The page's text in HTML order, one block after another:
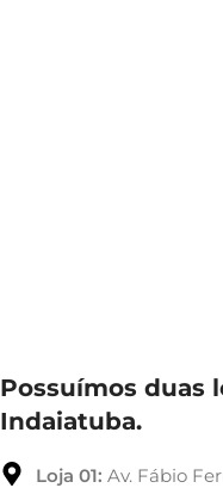
Possuímos duas
Indaiatuba.
Loja 01: Av. Fábio